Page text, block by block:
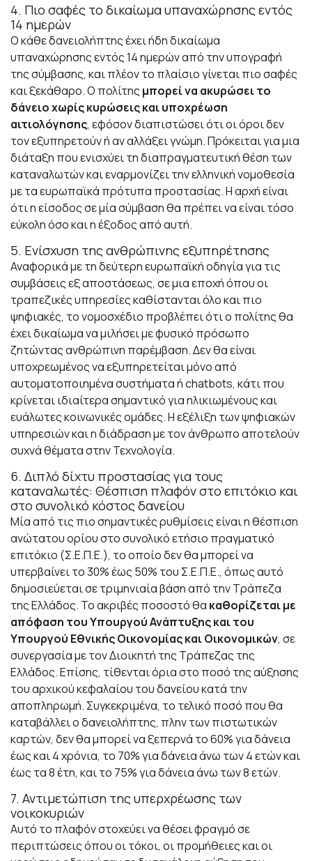
4. Πιο σαφές το δικαίωμα υπαναχώρησης εντός
14 ημερών
Ο κάθε δανειολήπτης έχει ήδη δικαίωμα
υπαναχώρησης εντός 14 ημερών από την υπογραφή
της σύμβασης, και πλέον το πλαίσιο γίνεται πιο σαφές
και ξεκάθαρο. Ο πολίτης μπορεί να ακυρώσει το
δάνειο χωρίς κυρώσεις και υποχρέωση
αιτιολόγησης, εφόσον διαπιστώσει ότι οι όροι δεν
τον εξυπηρετούν ή αν αλλάξει γνώμη. Πρόκειται για μια
διάταξη που ενισχύει τη διαπραγματευτική θέση των
καταναλωτών και εναρμονίζει την ελληνική νομοθεσία
με τα ευρωπαϊκά πρότυπα προστασίας. Η αρχή είναι
ότι η είσοδος σε μία σύμβαση θα πρέπει να είναι τόσο
εύκολη όσο και η έξοδος από αυτή.
5. Ενίσχυση της ανθρώπινης εξυπηρέτησης
Αναφορικά με τη δεύτερη ευρωπαϊκή οδηγία για τις
συμβάσεις εξ αποστάσεως, σε μια εποχή όπου οι
τραπεζικές υπηρεσίες καθίστανται όλο και πιο
ψηφιακές, το νομοσχέδιο προβλέπει ότι ο πολίτης θα
έχει δικαίωμα να μιλήσει με φυσικό πρόσωπο
ζητώντας ανθρώπινη παρέμβαση. Δεν θα είναι
υποχρεωμένος να εξυπηρετείται μόνο από
αυτοματοποιημένα συστήματα ή chatbots, κάτι που
κρίνεται ιδιαίτερα σημαντικό για ηλικιωμένους και
ευάλωτες κοινωνικές ομάδες. Η εξέλιξη των ψηφιακών
υπηρεσιών και η διάδραση με τον άνθρωπο αποτελούν
συχνά θέματα στηνΤεχνολογία.
6. Διπλό δίχτυ προστασίας για τους
καταναλωτές: Θέσπιση πλαφόν στο επιτόκιο και
στο συνολικό κόστος δανείου
Μία από τις πιο σημαντικές ρυθμίσεις είναι η θέσπιση
ανώτατου ορίου στο συνολικό ετήσιο πραγματικό
επιτόκιο (Σ.Ε.Π.Ε.), το οποίο δεν θα μπορεί να
υπερβαίνει το 30% έως 50% του Σ.Ε.Π.Ε., όπως αυτό
δημοσιεύεται σε τριμηνιαία βάση από την Τράπεζα
της Ελλάδος. Το ακριβές ποσοστό θα καθορίζεται με
απόφαση του Υπουργού Ανάπτυξης και του
Υπουργού Εθνικής Οικονομίας και Οικονομικών, σε
συνεργασία με τον Διοικητή της Τράπεζας της
Ελλάδος. Επίσης, τίθενται όρια στο ποσό της αύξησης
του αρχικού κεφαλαίου του δανείου κατά την
αποπληρωμή. Συγκεκριμένα, το τελικό ποσό που θα
καταβάλλει ο δανειολήπτης, πλην των πιστωτικών
καρτών, δεν θα μπορεί να ξεπερνά το 60% για δάνεια
έως και 4 χρόνια, το 70% για δάνεια άνω των 4 ετών και
έως τα 8 έτη, και το 75% για δάνεια άνω των 8 ετών.
7. Αντιμετώπιση της υπερχρέωσης των
νοικοκυριών
Αυτό το πλαφόν στοχεύει να θέσει φραγμό σε
περιπτώσεις όπου οι τόκοι, οι προμήθειες και οι